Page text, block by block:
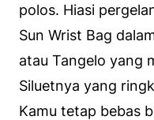
polos. Hiasi
Sun Wrist Bag
atau Tangelo yang
Siluetnya yang
Kamu tetap bebas